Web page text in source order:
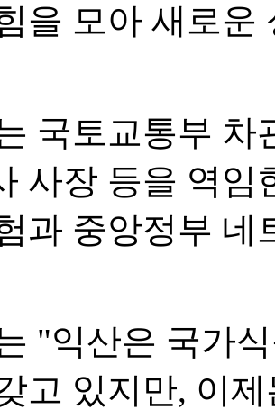
을 모아 새로운
국토교통부 차
사장 등을 역임
과 중앙정부 네
"익산은 국가
고 있지만, 이